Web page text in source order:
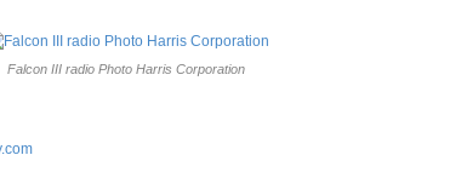
Falcon III radio Photo Harris Corporation